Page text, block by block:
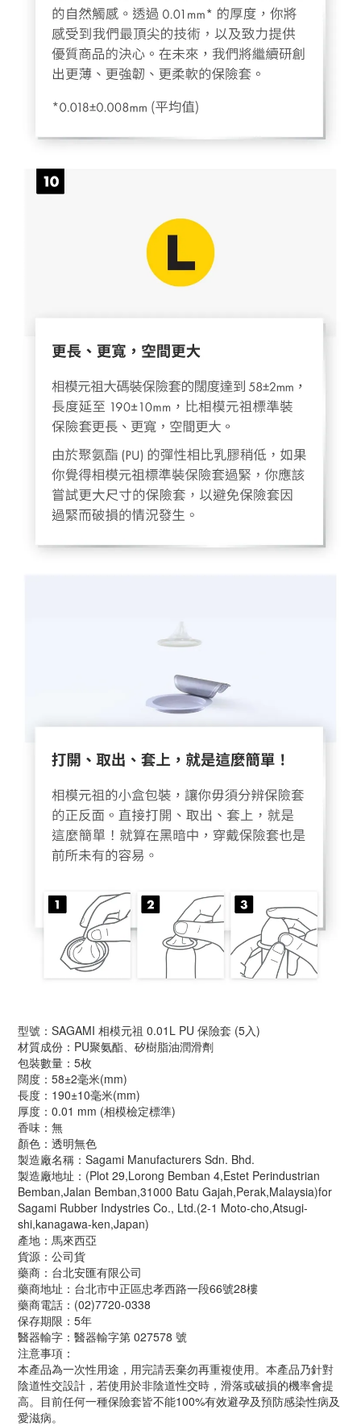
型號：SAGAMI 相模元祖 0.01L PU 保險套 (5入)
材質成份：PU聚氨酯、矽樹脂油潤滑劑
包裝數量：5枚
闊度：58±2毫米(mm)
長度：190±10毫米(mm)
厚度：0.01 mm (相模檢定標準)
香味：無
顏色：透明無色
製造廠名稱：Sagami Manufacturers Sdn. Bhd.
製造廠地址：(Plot 29,Lorong Bemban 4,Estet Perindustrian
Bemban,Jalan Bemban,31000 Batu Gajah,Perak,Malaysia)for
Sagami Rubber Indystries Co., Ltd.(2-1 Moto-cho,Atsugi-
shi,kanagawa-ken,Japan)
產地：馬來西亞
貨源：公司貨
藥商：台北安匯有限公司
藥商地址：台北市中正區忠孝西路一段66號28樓
藥商電話：(02)7720-0338
保存期限：5年
醫器輸字：醫器輸字第 027578 號
注意事項：
本產品為一次性用途，用完請丟棄勿再重複使用。本產品乃針對
陰道性交設計，若使用於非陰道性交時，滑落或破損的機率會提
高。目前任何一種保險套皆不能100%有效避孕及預防感染性病及
愛滋病。